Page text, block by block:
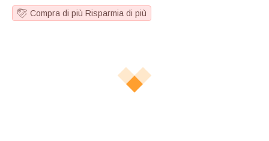
Compra di più Risparmia di più